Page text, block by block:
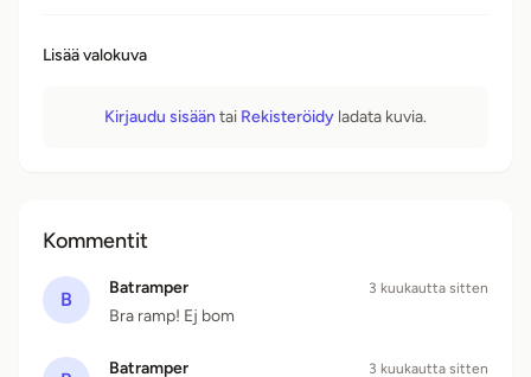
Lisää valokuva
Kirjaudu sisään tai Rekisteröidy ladata kuvia.
Kommentit
B
Batramper 3 kuukautta sitten
Bra ramp! Ej bom
Batramper 3 kuukautta sitten